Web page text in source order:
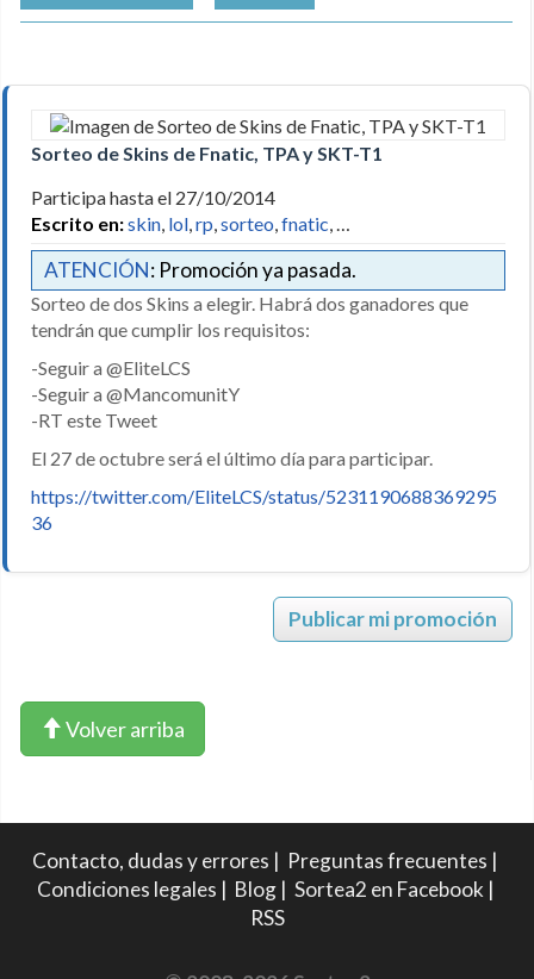
Sorteo de Skins de Fnatic, TPA y SKT-T1
Participa hasta el 27/10/2014
Escrito en:skin, lol,rp,sorteo,fnatic, …
ATENCIÓN: Promoción ya pasada.
Sorteo de dos Skins a elegir. Habrá dos ganadores que
tendrán que cumplir los requisitos:
-Seguir a @EliteLCS
-Seguir a @MancomunitY
-RT este Tweet
El 27 de octubre será el último día para participar.
https://twitter.com/EliteLCS/status/5231190688369295
36
Publicar mi promoción
Volver arriba
Contacto, dudas y errores | Preguntas frecuentes |
Condiciones legales | Blog| Sortea2 en Facebook |
RSS